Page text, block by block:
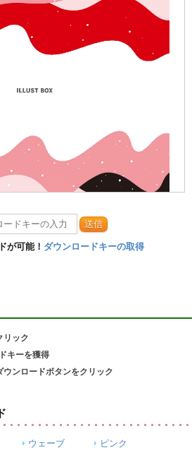
送信
が可能！ ダウンロードキーの取得
リック
キーを獲得
ウンロードボタンをクリック
ウェーブ
ピンク